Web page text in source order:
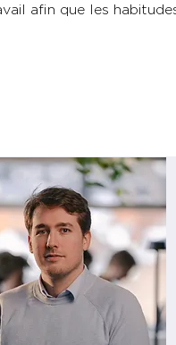
afin que les